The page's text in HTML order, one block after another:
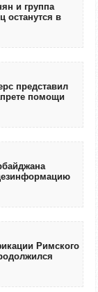
и группа
останутся в
представил
помощи
Римского